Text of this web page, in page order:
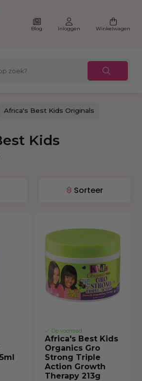
Blog Inloggen Winkelwagen
Africa's Best Kids Originals
Kids
Sorteer
Op voorraad
Africa's Best Kids
Organics Gro
Strong Triple
Action Growth
Therapy 213g